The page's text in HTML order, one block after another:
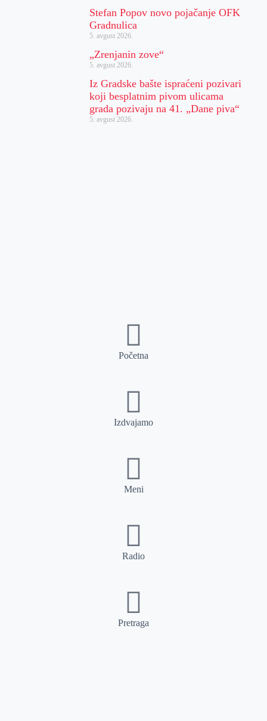
Stefan Popov novo pojačanje OFK
Gradnulica
5. avgust 2026.
„Zrenjanin zove“
5. avgust 2026.
Iz Gradske bašte ispraćeni pozivari
koji besplatnim pivom ulicama
grada pozivaju na 41. „Dane piva“
5. avgust 2026.
Početna
Izdvajamo
Meni
Radio
Pretraga